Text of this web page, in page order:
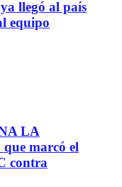
llegó al país
equipo
LA
marcó el
contra